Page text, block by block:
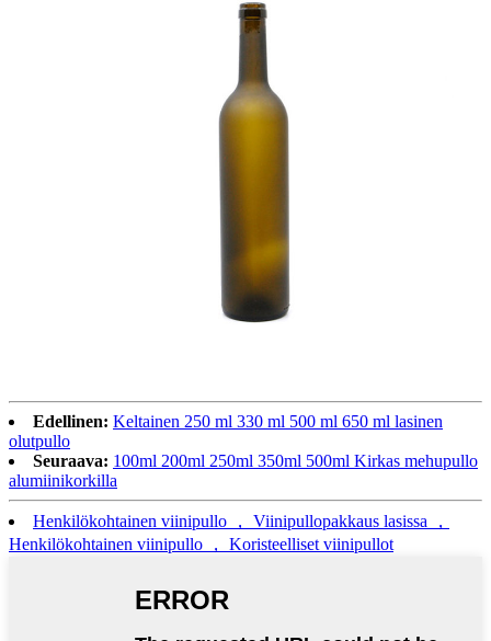
Edellinen: Keltainen 250 ml 330 ml 500 ml 650 ml lasinen
olutpullo
Seuraava: 100ml 200ml 250ml 350ml 500ml Kirkas mehupullo
alumiinikorkilla
Henkilökohtainen viinipullo ， Viinipullopakkaus lasissa ，
Henkilökohtainen viinipullo ， Koristeelliset viinipullot